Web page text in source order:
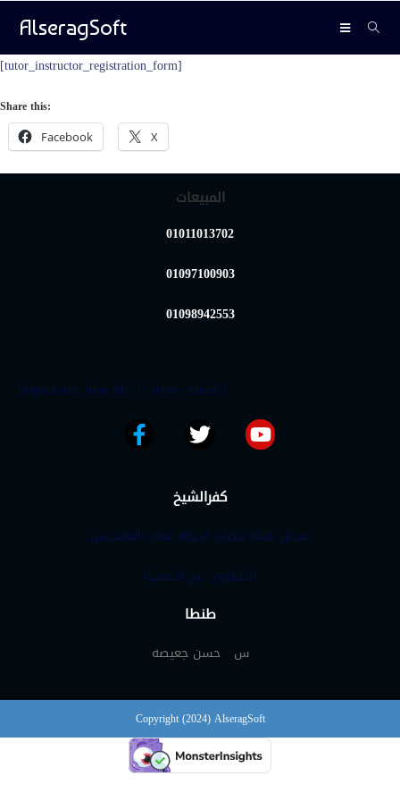
AlseragSoft
[tutor_instructor_registration_form]
Share this:
Facebook X
المبيعات
01011013702
01097100903
01098942553
[jetpackcrm_form id="1" style="naked"]
كفرالشيخ
ميدان هيئة قضايا الدولة-عمارة المهندس
الحمراوي-برج الجمعية
طنطا
س حسن جعيصه
Copyright (2024) AlseragSoft